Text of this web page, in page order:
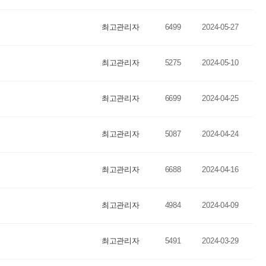
최고관리자 6499 2024-05-27
최고관리자 5275 2024-05-10
최고관리자 6699 2024-04-25
최고관리자 5087 2024-04-24
최고관리자 6688 2024-04-16
최고관리자 4984 2024-04-09
최고관리자 5491 2024-03-29